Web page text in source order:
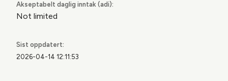
Akseptabelt daglig inntak (adi):
Not limited
Sist oppdatert:
2026-04-14 12:11:53